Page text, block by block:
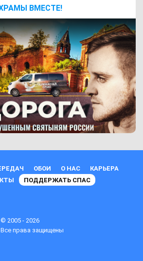
ВМЕСТЕ!
ОБОИ О НАС
КАРЬЕРА
ПОДДЕРЖАТЬ СПАС
© 2005 - 2026
Все права защищены